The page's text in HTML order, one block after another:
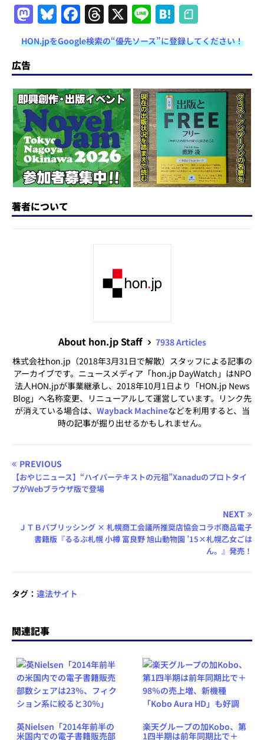
M
a
st
o
d
o
n
Bl
u
e
s
k
y
F
a
c
e
b
o
o
k
T
h
re
a
d
s
X Li
n
e
H
at
e
n
a
HON.jpをGoogle検索の“優先ソース”に登録してください！
広告
著者について
About hon.jp Staff
7938 Articles
株式会社hon.jp（2018年3月31日で解散）スタッフによる記事の
アーカイブです。ニュースメディア「hon.jp DayWatch」はNPO
法人HON.jpが事業継承し、2018年10月1日より「HON.jp News
Blog」へ名称変更、リニューアルして運営しています。リンク先
が消えている場合は、 Wayback Machineなどを利用すると、当
時の記事が掘り出せるかもしれません。
PREVIOUS
【おやじニュース】“ハイパーテキストの元祖”Xanaduのプロトタイ
プがWebブラウザ版で登場
NEXT
ＪＴＢパブリッシング × 札幌商工会議所推奨店協会コラボ商品電子
書籍版『るるぶ札幌 小樽 富良野 旭山動物園 ’15×札幌乙女ごは
ん。』発売！
タグ： 違法サイト
関連記事
英Nielsen「2014年前半の
米国内での電子書籍販売部
楽天グループの加Kobo、第
1四半期は前年同期比で＋